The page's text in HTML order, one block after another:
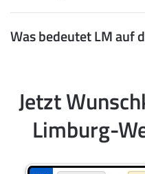
Was bedeutet LM auf
Jetzt
Limburg-